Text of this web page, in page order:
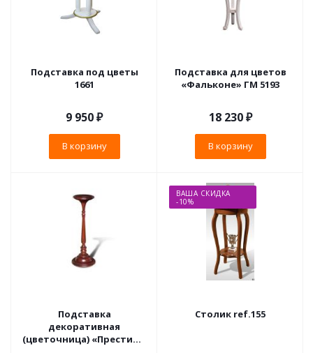
Подставка под цветы
1661
9 950₽
В корзину
Подставка для цветов
«Фальконе» ГМ 5193
18 230₽
В корзину
Подставка
декоративная
(цветочница) «Престиж»
ВАША СКИДКА
-10%
Столик ref.155